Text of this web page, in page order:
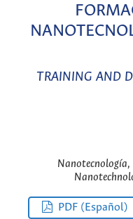
TRAINING AND
PDF (Español)